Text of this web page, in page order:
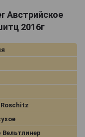
Австрийское
2016г
Вельтлинер